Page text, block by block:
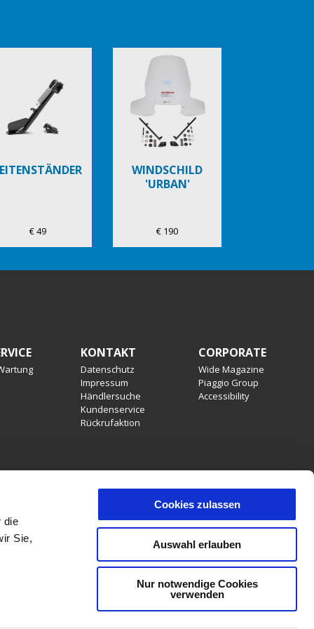
die
Sie,
Cookies zulassen
Auswahl erlauben
Nur notwendige Cookies
verwenden
€ 49
WINDSCHILD
'URBAN'
€ 190
KONTAKT
Datenschutz
Impressum
Händlersuche
Kundenservice
Rückrufaktion
CORPORATE
Wide Magazine
Piaggio Group
Accessibility
Produktmerkmalen, Dekore oder Sitzbankfarben
Änderungen und Auslaufartikel vorbehalten. PIAGGIO &
Ländern sind aufgrund gesetzlicher Bestimmungen